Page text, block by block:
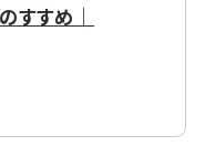
すすめ｜